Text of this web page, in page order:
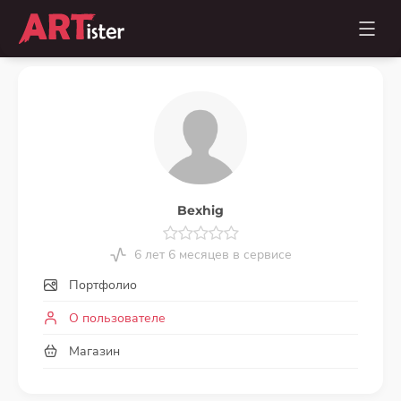
Bexhig
6 лет 6 месяцев в сервисе
Портфолио
О пользователе
Магазин